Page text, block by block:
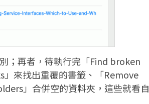
；再者，待執行完「Find broken
來找出重覆的書籤、「Remove
」合併空的資料夾，這些就看自